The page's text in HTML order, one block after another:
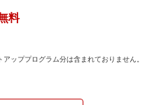
料
ッププログラム分は含まれておりません。